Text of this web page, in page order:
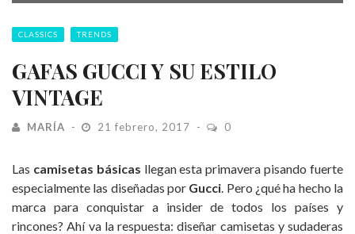
CLASSICS TRENDS
GAFAS GUCCI Y SU ESTILO
VINTAGE
MARÍA 21 febrero, 2017 0
Las camisetas básicas llegan esta primavera pisando fuerte
especialmente las diseñadas por Gucci. Pero ¿qué ha hecho la
marca para conquistar a insider de todos los países y
rincones? Ahí va la respuesta: diseñar camisetas y sudaderas